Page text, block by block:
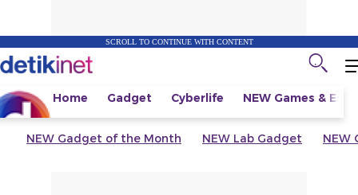
SCROLL TO CONTINUE WITH CONTENT
Home Gadget Cyberlife NEW Games &
NEW Gadget of the Month NEW Lab Gadget NEW